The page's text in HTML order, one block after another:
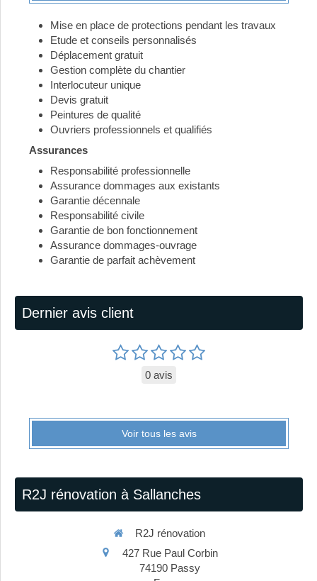
Mise en place de protections pendant les travaux
Etude et conseils personnalisés
Déplacement gratuit
Gestion complète du chantier
Interlocuteur unique
Devis gratuit
Peintures de qualité
Ouvriers professionnels et qualifiés
Assurances
Responsabilité professionnelle
Assurance dommages aux existants
Garantie décennale
Responsabilité civile
Garantie de bon fonctionnement
Assurance dommages-ouvrage
Garantie de parfait achèvement
Dernier avis client
0 avis
Voir tous les avis
R2J rénovation à Sallanches
R2J rénovation
427 Rue Paul Corbin
74190 Passy